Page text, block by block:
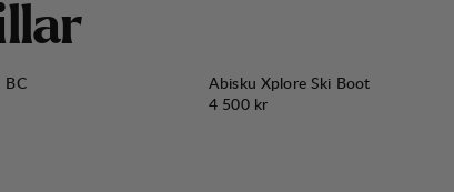
llar
BC
Abisku Xplore Ski Boot
Pris:
4 500 kr